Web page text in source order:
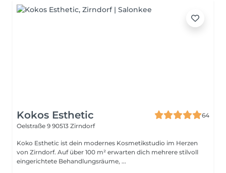
Kokos Esthetic
64
Oelstraße 9 90513 Zirndorf
Koko Esthetic ist dein modernes Kosmetikstudio im Herzen
von Zirndorf. Auf über 100 m² erwarten dich mehrere stilvoll
eingerichtete Behandlungsräume, ...